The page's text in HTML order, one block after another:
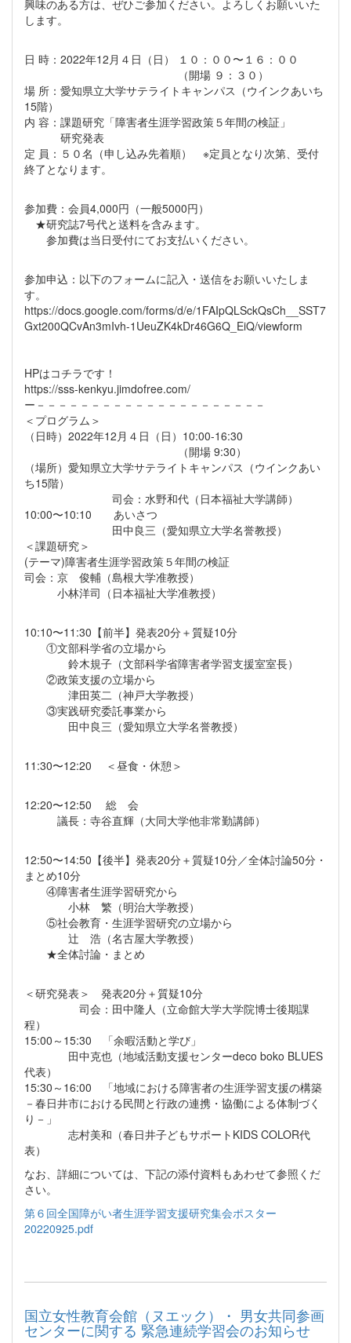
興味のある方は、ぜひご参加ください。よろしくお願いいた
します。
日 時：2022年12月４日（日） １０：００〜１６：００
（開場 ９：３０）
場 所：愛知県立大学サテライトキャンパス（ウインクあいち
15階）
内 容：課題研究「障害者生涯学習政策５年間の検証」
研究発表
定 員：５０名（申し込み先着順） ※定員となり次第、受付
終了となります。
参加費：会員4,000円（一般5000円）
★研究誌7号代と送料を含みます。
参加費は当日受付にてお支払いください。
参加申込：以下のフォームに記入・送信をお願いいたしま
す。
https://docs.google.com/forms/d/e/1FAIpQLSckQsCh__SST7
Gxt200QCvAn3mIvh-1UeuZK4kDr46G6Q_EiQ/viewform
HPはコチラです！
https://sss-kenkyu.jimdofree.com/
ー－－－－－－－－－－－－－－－－－－－－－
＜プログラム＞
（日時）2022年12月４日（日）10:00-16:30
（開場 9:30）
（場所）愛知県立大学サテライトキャンパス（ウインクあい
ち15階）
司会：水野和代（日本福祉大学講師）
10:00〜10:10 あいさつ
田中良三（愛知県立大学名誉教授）
＜課題研究＞
(テーマ)障害者生涯学習政策５年間の検証
司会：京 俊輔（島根大学准教授）
小林洋司（日本福祉大学准教授）
10:10〜11:30【前半】発表20分＋質疑10分
①文部科学省の立場から
鈴木規子（文部科学省障害者学習支援室室長）
②政策支援の立場から
津田英二（神戸大学教授）
③実践研究委託事業から
田中良三（愛知県立大学名誉教授）
11:30〜12:20 ＜昼食・休憩＞
12:20〜12:50 総 会
議長：寺谷直輝（大同大学他非常勤講師）
12:50〜14:50【後半】発表20分＋質疑10分／全体討論50分・
まとめ10分
④障害者生涯学習研究から
小林 繁（明治大学教授）
⑤社会教育・生涯学習研究の立場から
辻 浩（名古屋大学教授）
★全体討論・まとめ
＜研究発表＞ 発表20分＋質疑10分
司会：田中隆人（立命館大学大学院博士後期課
程）
15:00～15:30 「余暇活動と学び」
田中克也（地域活動支援センターdeco boko BLUES
代表）
15:30～16:00 「地域における障害者の生涯学習支援の構築
－春日井市における民間と行政の連携・協働による体制づく
り－」
志村美和（春日井子どもサポートKIDS COLOR代
表）
なお、詳細については、下記の添付資料もあわせて参照くだ
さい。
第６回全国障がい者生涯学習支援研究集会ポスター
20220925.pdf
国立女性教育会館（ヌエック）・ 男女共同参画
センターに関する 緊急連続学習会のお知らせ